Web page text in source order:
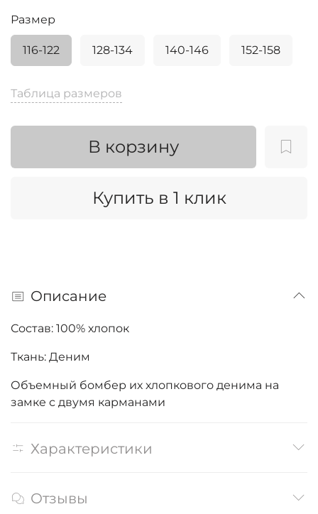
Таблица размеров
В корзину
Купить в 1 клик
Размер
116-122 128-134 140-146 152-158
Описание
Состав: 100% хлопок
Ткань: Деним
Объемный бомбер их хлопкового денима на
замке с двумя карманами
Характеристики
Отзывы